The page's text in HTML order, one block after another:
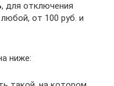
, для отключения
от 100 руб. и
ниже: